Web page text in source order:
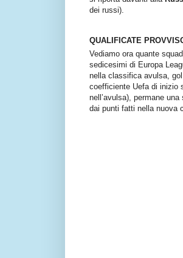
dei russi).
QUALIFICATE
Vediamo ora quante
sedicesimi di Europa
nella classifica avulsa,
coefficiente Uefa di inizio
nell’avulsa), permane
dai punti fatti nella nuova